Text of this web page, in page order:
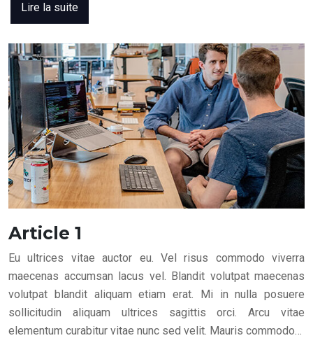
Lire la suite
Article 1
Eu ultrices vitae auctor eu. Vel risus commodo viverra
maecenas accumsan lacus vel. Blandit volutpat maecenas
volutpat blandit aliquam etiam erat. Mi in nulla posuere
sollicitudin aliquam ultrices sagittis orci. Arcu vitae
elementum curabitur vitae nunc sed velit. Mauris commodo…